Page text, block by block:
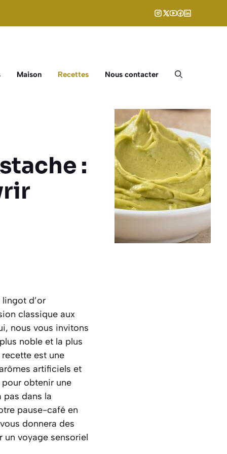
Maison Recettes Nous contacter
:
d’or
classique aux
nous vous invitons
noble et la plus
est une
artificiels et
obtenir une
pas dans la
pause-café en
donnera des
un voyage sensoriel